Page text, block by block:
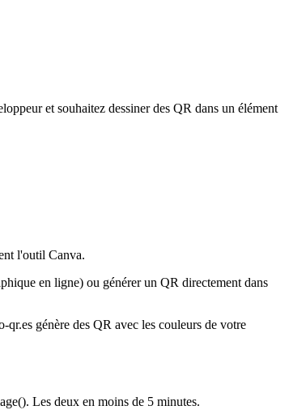
et souhaitez dessiner des QR dans un élément
l'outil Canva.
en ligne) ou générer un QR directement dans
génère des QR avec les couleurs de votre
Les deux en moins de 5 minutes.